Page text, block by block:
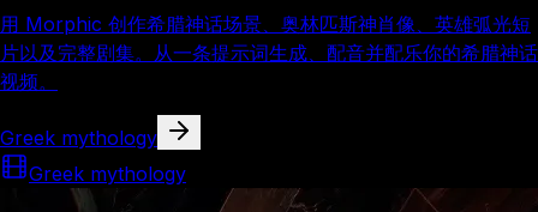
用 Morphic 创作希腊神话场景、奥林匹斯神肖像、英雄弧光短
片以及完整剧集。从一条提示词生成、配音并配乐你的希腊神话
视频。
Greek mythology
Greek mythology